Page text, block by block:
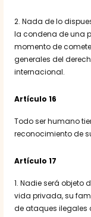
2. Nada de lo
la condena de una
momento de
generales del
internacional.
Artículo 16
Todo ser humano
reconocimiento de
Artículo 17
1. Nadie será objeto
vida privada, su
de ataques ilegales